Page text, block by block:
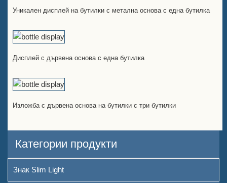
Уникален дисплей на бутилки с метална основа с една бутилка
Дисплей с дървена основа с една бутилка
Изложба с дървена основа на бутилки с три бутилки
Категории продукти
Знак Slim Light